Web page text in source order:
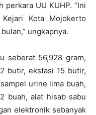
perkara UU KUHP. “Ini
Kejari Kota Mojokerto
ungkapnya.
seberat 56,928 gram,
butir, ekstasi 15 butir,
urine lima buah,
buah, alat hisab sabu
elektronik sebanyak